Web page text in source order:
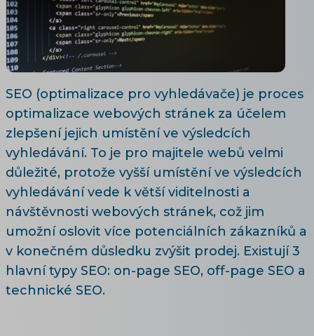
SEO (optimalizace pro vyhledávače) je proces
optimalizace webových stránek za účelem
zlepšení jejich umístění ve výsledcích
vyhledávání. To je pro majitele webů velmi
důležité, protože vyšší umístění ve výsledcích
vyhledávání vede k větší viditelnosti a
návštěvnosti webových stránek, což jim
umožní oslovit více potenciálních zákazníků a
v konečném důsledku zvýšit prodej. Existují 3
hlavní typy SEO: on-page SEO, off-page SEO a
technické SEO.